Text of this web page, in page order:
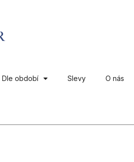
Dle období Slevy O nás